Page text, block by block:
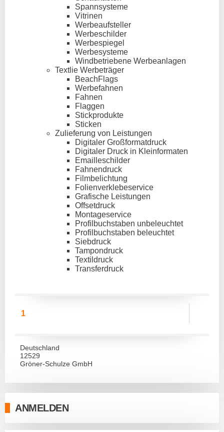
Spannsysteme
Vitrinen
Werbeaufsteller
Werbeschilder
Werbespiegel
Werbesysteme
Windbetriebene Werbeanlagen
Textlie Werbeträger
BeachFlags
Werbefahnen
Fahnen
Flaggen
Stickprodukte
Sticken
Zulieferung von Leistungen
Digitaler Großformatdruck
Digitaler Druck in Kleinformaten
Emailleschilder
Fahnendruck
Filmbelichtung
Folienverklebeservice
Grafische Leistungen
Offsetdruck
Montageservice
Profilbuchstaben unbeleuchtet
Profilbuchstaben beleuchtet
Siebdruck
Tampondruck
Textildruck
Transferdruck
1
Deutschland
12529
Gröner-Schulze GmbH
ANMELDEN